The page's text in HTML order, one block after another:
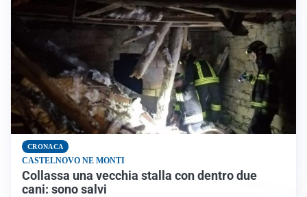
CRONACA
CASTELNOVO NE MONTI
Collassa una vecchia stalla con dentro due
cani: sono salvi